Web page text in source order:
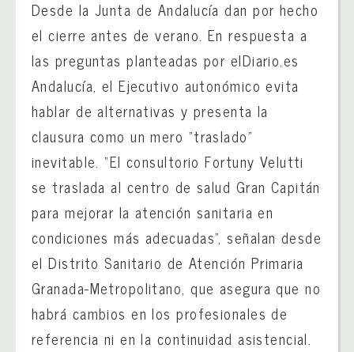
Desde la Junta de Andalucía dan por hecho
el cierre antes de verano. En respuesta a
las preguntas planteadas por elDiario.es
Andalucía, el Ejecutivo autonómico evita
hablar de alternativas y presenta la
clausura como un mero “traslado”
inevitable. “El consultorio Fortuny Velutti
se traslada al centro de salud Gran Capitán
para mejorar la atención sanitaria en
condiciones más adecuadas”, señalan desde
el Distrito Sanitario de Atención Primaria
Granada-Metropolitano, que asegura que no
habrá cambios en los profesionales de
referencia ni en la continuidad asistencial.